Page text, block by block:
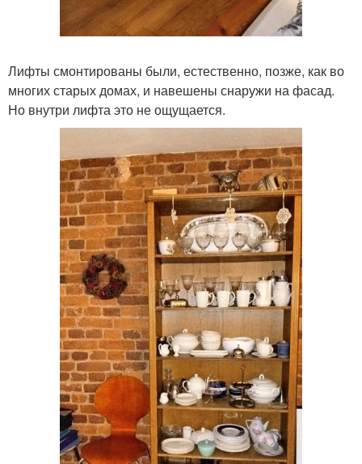
Лифты смонтированы были, естественно, позже, как во
многих старых домах, и навешены снаружи на фасад.
Но внутри лифта это не ощущается.